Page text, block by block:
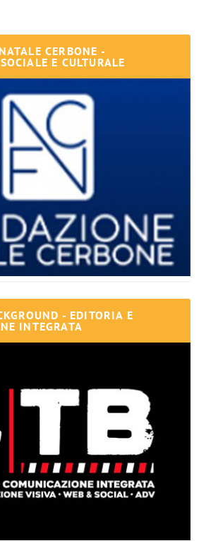
CERBONE -
E CULTURALE
- EDITORIA E
INTEGRATA